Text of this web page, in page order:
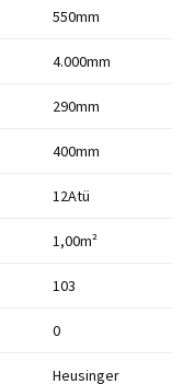
550mm
4.000mm
290mm
400mm
12Atü
1,00m²
103
0
Heusinger